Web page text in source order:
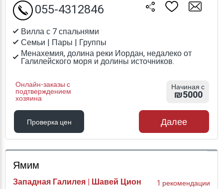
Вилла с 7 спальнями
Семьи | Пары | Группы
Менахемия, долина реки Иордан, недалеко от
Галилейского моря и долины источников.
Онлайн-заказы с
подтверждением
хозяина
055-4312846
Начиная с
₪5000
Проверка цен
Проверка цен
Далее
Ямим
Западная Галилея | Шавей Цион 1 рекомендации